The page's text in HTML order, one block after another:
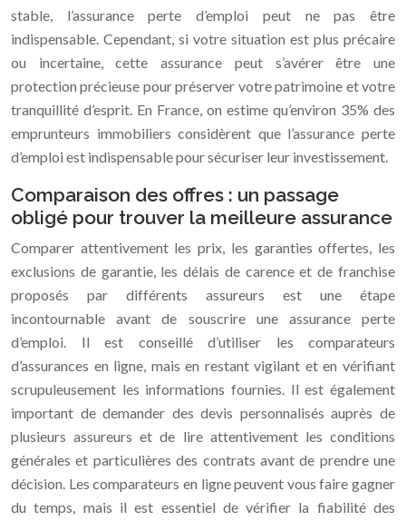
stable, l’assurance perte d’emploi peut ne pas être
indispensable. Cependant, si votre situation est plus précaire
ou incertaine, cette assurance peut s’avérer être une
protection précieuse pour préserver votre patrimoine et votre
tranquillité d’esprit. En France, on estime qu’environ 35% des
emprunteurs immobiliers considèrent que l’assurance perte
d’emploi est indispensable pour sécuriser leur investissement.
Comparaison des offres : un passage
obligé pour trouver la meilleure assurance
Comparer attentivement les prix, les garanties offertes, les
exclusions de garantie, les délais de carence et de franchise
proposés par différents assureurs est une étape
incontournable avant de souscrire une assurance perte
d’emploi. Il est conseillé d’utiliser les comparateurs
d’assurances en ligne, mais en restant vigilant et en vérifiant
scrupuleusement les informations fournies. Il est également
important de demander des devis personnalisés auprès de
plusieurs assureurs et de lire attentivement les conditions
générales et particulières des contrats avant de prendre une
décision. Les comparateurs en ligne peuvent vous faire gagner
du temps, mais il est essentiel de vérifier la fiabilité des